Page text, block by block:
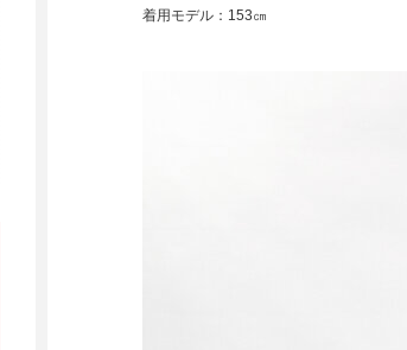
着用モデル：153㎝